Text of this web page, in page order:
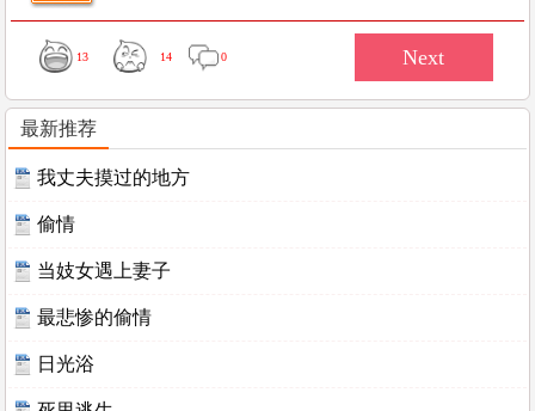
13 14 0
最新推荐
我丈夫摸过的地方
偷情
当妓女遇上妻子
最悲惨的偷情
日光浴